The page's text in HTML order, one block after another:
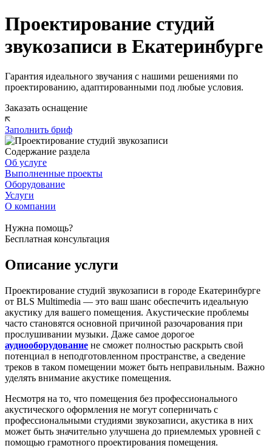
Проектирование студий
звукозаписи в Екатеринбурге
Гарантия идеального звучания с нашими решениями по
проектированию, адаптированными под любые условия.
Заказать оснащение
Заполнить бриф
Содержание раздела
Об услуге
Выполненные проекты
Оборудование
Услуги
О компании
Нужна помощь?
Бесплатная консультация
Описание услуги
Проектирование студий звукозаписи в городе Екатеринбурге
от BLS Multimedia — это ваш шанс обеспечить идеальную
акустику для вашего помещения. Акустические проблемы
часто становятся основной причиной разочарования при
прослушивании музыки. Даже самое дорогое
аудиооборудование не сможет полностью раскрыть свой
потенциал в неподготовленном пространстве, а сведение
треков в таком помещении может быть неправильным. Важно
уделять внимание акустике помещения.
Несмотря на то, что помещения без профессионального
акустического оформления не могут соперничать с
профессиональными студиями звукозаписи, акустика в них
может быть значительно улучшена до приемлемых уровней с
помощью грамотного проектирования помещения.